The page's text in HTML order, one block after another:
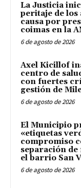
La Justicia
peritaje de los
causa por
coimas en la
6 de agosto de 2026
Axel Kicillof
centro de
con fuertes
gestión de
6 de agosto de 2026
El Municipio
«etiquetas
compromiso
separación de
el barrio San
6 de agosto de 2026